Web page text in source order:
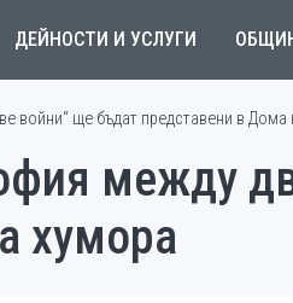
ДЕЙНОСТИ И УСЛУГИ
войни“ ще бъдат представени в Дома
между
хумора